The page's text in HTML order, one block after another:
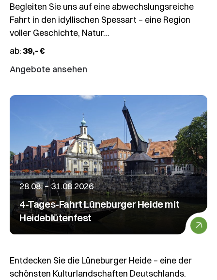
Begleiten Sie uns auf eine abwechslungsreiche
Fahrt in den idyllischen Spessart – eine Region
voller Geschichte, Natur…
ab:39,- €
Angebote ansehen
28.08. – 31.08.2026
4-Tages-Fahrt Lüneburger Heide mit
Heideblütenfest
Entdecken Sie die Lüneburger Heide – eine der
schönsten Kulturlandschaften Deutschlands.